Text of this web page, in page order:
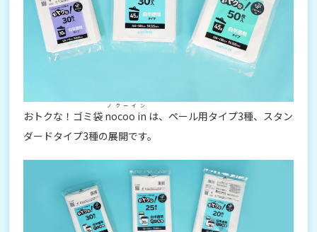
おトクな！ゴミ袋 nocoo in
ノクーイン
ダードタイプ3種の展開です。